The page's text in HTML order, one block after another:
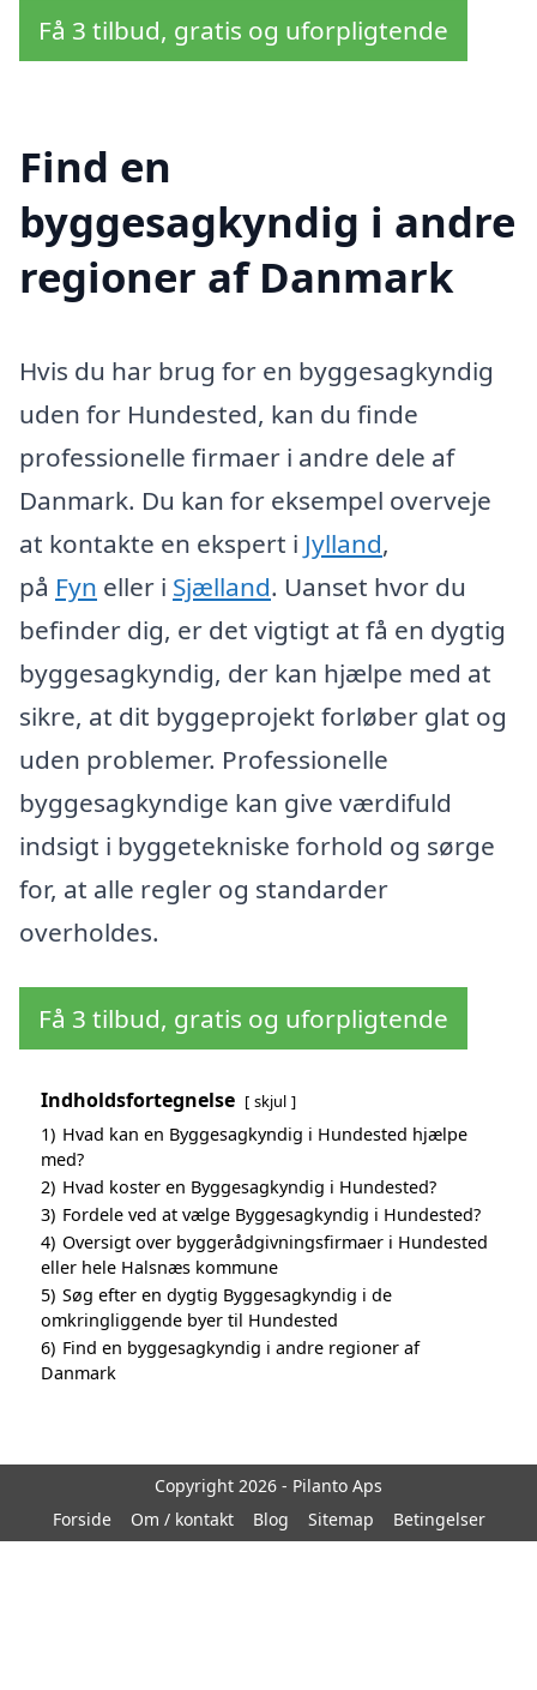
Få 3 tilbud, gratis og uforpligtende
Find en
byggesagkyndig i andre
regioner af Danmark
Hvis du har brug for en byggesagkyndig
uden for Hundested, kan du finde
professionelle firmaer i andre dele af
Danmark. Du kan for eksempel overveje
at kontakte en ekspert i Jylland,
på Fyn eller i Sjælland. Uanset hvor du
befinder dig, er det vigtigt at få en dygtig
byggesagkyndig, der kan hjælpe med at
sikre, at dit byggeprojekt forløber glat og
uden problemer. Professionelle
byggesagkyndige kan give værdifuld
indsigt i byggetekniske forhold og sørge
for, at alle regler og standarder
overholdes.
Få 3 tilbud, gratis og uforpligtende
Indholdsfortegnelse skjul
1) Hvad kan en Byggesagkyndig i Hundested hjælpe
med?
2) Hvad koster en Byggesagkyndig i Hundested?
3) Fordele ved at vælge Byggesagkyndig i Hundested?
4) Oversigt over byggerådgivningsfirmaer i Hundested
eller hele Halsnæs kommune
5) Søg efter en dygtig Byggesagkyndig i de
omkringliggende byer til Hundested
6) Find en byggesagkyndig i andre regioner af
Danmark
Copyright 2026 - Pilanto Aps
Forside
Om / kontakt Blog Sitemap Betingelser